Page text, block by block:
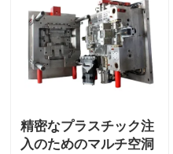
精密なプラスチック注
入のためのマルチ空洞